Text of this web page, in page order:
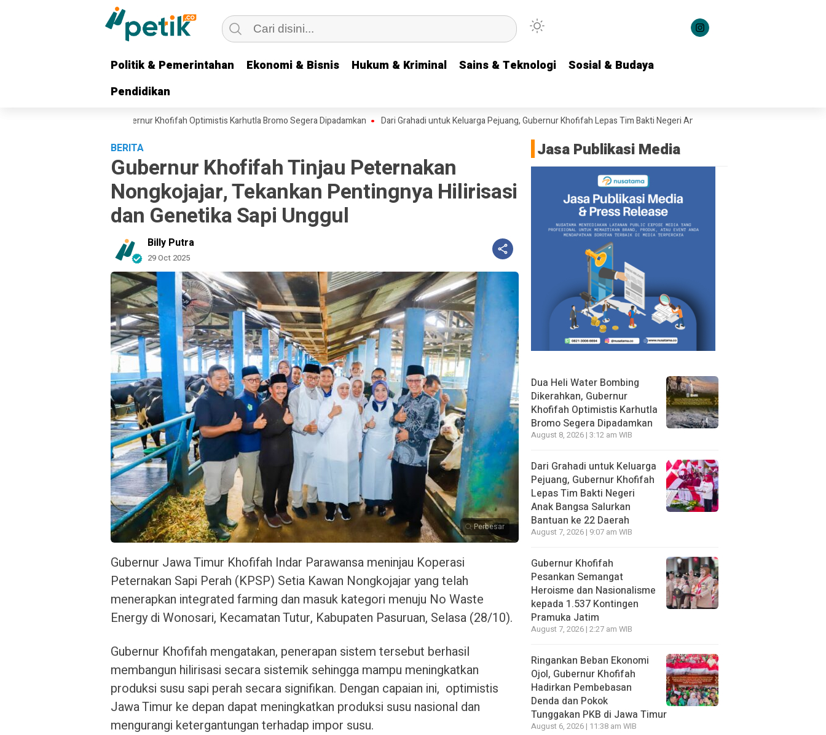
Politik & Pemerintahan Ekonomi & Bisnis Hukum & Kriminal Sains & Teknologi
Sosial & Budaya
Pendidikan
Politik & Pemerintahan Ekonomi & Bisnis Hukum & Kriminal Sains & Teknologi
Sosial & Budaya
Pendidikan
Dikerahkan, Gubernur Khofifah Optimistis Karhutla Bromo Segera Dipadamkan Dari Grahadi untuk Keluarga Pejuang, Gubernur Khofifah Lepas Tim Bakti Negeri Anak Bangsa Salurkan Bantuan ke 22 Daerah
BERITA
Gubernur Khofifah Tinjau Peternakan
Nongkojajar, Tekankan Pentingnya Hilirisasi
dan Genetika Sapi Unggul
Billy Putra
29 Oct 2025
Perbesar
Gubernur Jawa Timur Khofifah Indar Parawansa meninjau Koperasi
Peternakan Sapi Perah (KPSP) Setia Kawan Nongkojajar yang telah
menerapkan integrated farming dan masuk kategori menuju No Waste
Energy di Wonosari, Kecamatan Tutur, Kabupaten Pasuruan, Selasa (28/10).
Gubernur Khofifah mengatakan, penerapan sistem tersebut berhasil
membangun hilirisasi secara sistemik sehingga mampu meningkatkan
produksi susu sapi perah secara signifikan. Dengan capaian ini, optimistis
Jawa Timur ke depan dapat meningkatkan produksi susu nasional dan
mengurangi ketergantungan terhadap impor susu.
Jasa Publikasi Media
Dua Heli Water Bombing
Dikerahkan, Gubernur
Khofifah Optimistis Karhutla
Bromo Segera Dipadamkan
August 8, 2026 | 3:12 am WIB
Dari Grahadi untuk Keluarga
Pejuang, Gubernur Khofifah
Lepas Tim Bakti Negeri
Anak Bangsa Salurkan
Bantuan ke 22 Daerah
August 7, 2026 | 9:07 am WIB
Gubernur Khofifah
Pesankan Semangat
Heroisme dan Nasionalisme
kepada 1.537 Kontingen
Pramuka Jatim
August 7, 2026 | 2:27 am WIB
Ringankan Beban Ekonomi
Ojol, Gubernur Khofifah
Hadirkan Pembebasan
Denda dan Pokok
Tunggakan PKB di Jawa Timur
August 6, 2026 | 11:38 am WIB